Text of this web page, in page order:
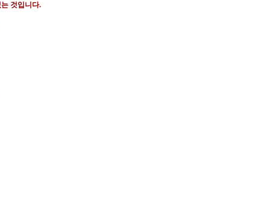
것입니다.